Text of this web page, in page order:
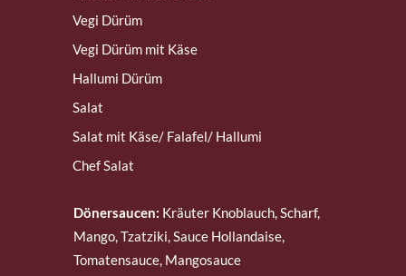
Vegi Dürüm
Vegi Dürüm mit Käse
Hallumi Dürüm
Salat
Salat mit Käse/ Falafel/ Hallumi
Chef Salat
Dönersaucen: Kräuter Knoblauch, Scharf,
Mango, Tzatziki, Sauce Hollandaise,
Tomatensauce, Mangosauce